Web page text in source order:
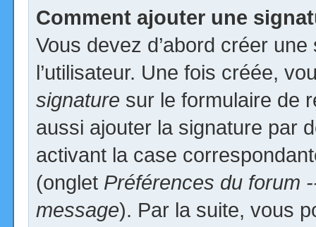
Comment ajouter une
Vous devez d’abord créer
l’utilisateur. Une fois créée,
signature sur le formulaire de
aussi ajouter la signature par
activant la case
(onglet Préférences du forum
message). Par la suite, vous